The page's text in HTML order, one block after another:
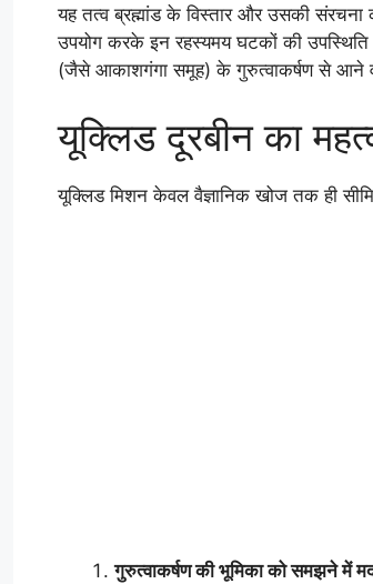
यह तत्व ब्रह्मांड के विस्तार और उसकी
उपयोग करके इन रहस्यमय घटकों की उपस्थिति
(जैसे आकाशगंगा समूह) के गुरुत्वाकर्षण से आने
यूक्लिड दूरबीन का
यूक्लिड मिशन केवल वैज्ञानिक खोज तक ही
गुरुत्वाकर्षण की भूमिका को समझने में